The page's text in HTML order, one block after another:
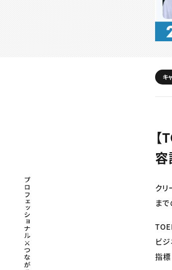
キ
容
クリ
ま
ビ
指標